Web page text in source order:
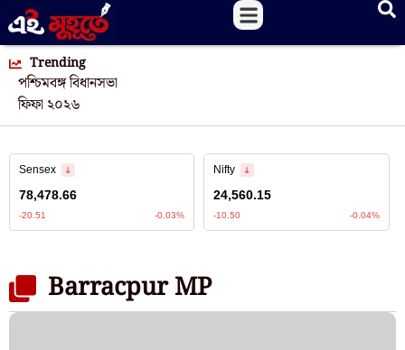
Trending
পশ্চিমবঙ্গ বিধানসভা
ফিফা ২০২৬
Barracpur MP